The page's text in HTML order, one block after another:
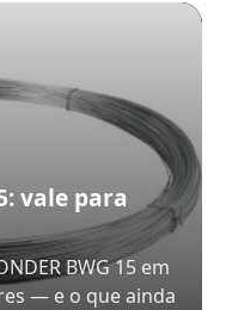
vale para
BWG 15 em
— e o que ainda